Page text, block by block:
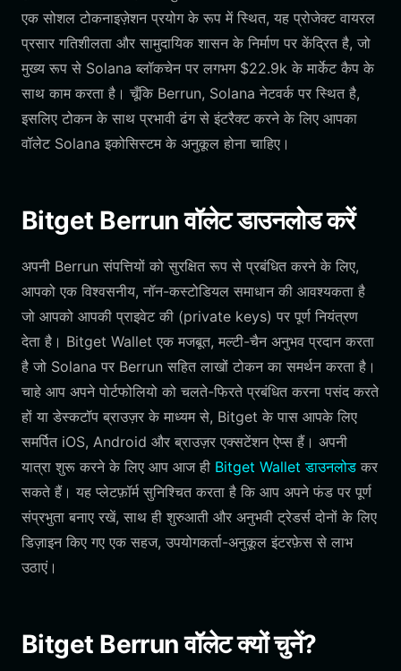
एक सोशल टोकनाइज़ेशन प्रयोग के रूप में स्थित, यह प्रोजेक्ट वायरल
प्रसार गतिशीलता और सामुदायिक शासन के निर्माण पर केंद्रित है, जो
मुख्य रूप से Solana ब्लॉकचेन पर लगभग $22.9k के मार्केट कैप के
साथ काम करता है। चूँकि Berrun, Solana नेटवर्क पर स्थित है,
इसलिए टोकन के साथ प्रभावी ढंग से इंटरैक्ट करने के लिए आपका
वॉलेट Solana इकोसिस्टम के अनुकूल होना चाहिए।
Bitget Berrun वॉलेट डाउनलोड करें
अपनी Berrun संपत्तियों को सुरक्षित रूप से प्रबंधित करने के लिए,
आपको एक विश्वसनीय, नॉन-कस्टोडियल समाधान की आवश्यकता है
जो आपको आपकी प्राइवेट की (private keys) पर पूर्ण नियंत्रण
देता है। Bitget Wallet एक मजबूत, मल्टी-चैन अनुभव प्रदान करता
है जो Solana पर Berrun सहित लाखों टोकन का समर्थन करता है।
चाहे आप अपने पोर्टफोलियो को चलते-फिरते प्रबंधित करना पसंद करते
हों या डेस्कटॉप ब्राउज़र के माध्यम से, Bitget के पास आपके लिए
समर्पित iOS, Android और ब्राउज़र एक्सटेंशन ऐप्स हैं। अपनी
यात्रा शुरू करने के लिए आप आज ही Bitget Wallet डाउनलोड कर
सकते हैं। यह प्लेटफ़ॉर्म सुनिश्चित करता है कि आप अपने फंड पर पूर्ण
संप्रभुता बनाए रखें, साथ ही शुरुआती और अनुभवी ट्रेडर्स दोनों के लिए
डिज़ाइन किए गए एक सहज, उपयोगकर्ता-अनुकूल इंटरफ़ेस से लाभ
उठाएं।
Bitget Berrun वॉलेट क्यों चुनें?